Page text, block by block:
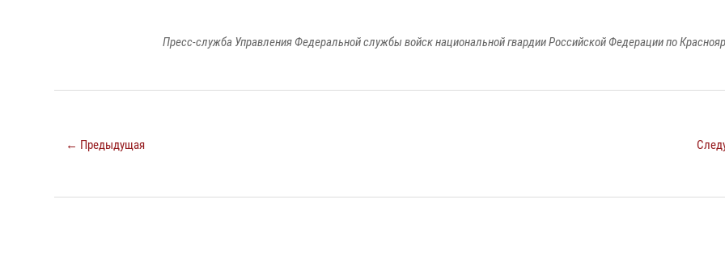
Пресс-служба Управления Федеральной службы войск национальной гвардии Российской Федерации по
← Предыдущая